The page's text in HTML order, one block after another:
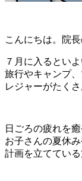
こんにちは。院長
７月に入るといよ
旅行やキャンプ
レジャーがたく
日ごろの疲れを癒
お子さんの夏休
計画を立ててい